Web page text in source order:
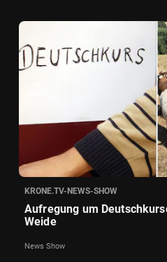
KRONE.TV-NEWS-SHOW
Aufregung um
Weide
News Show